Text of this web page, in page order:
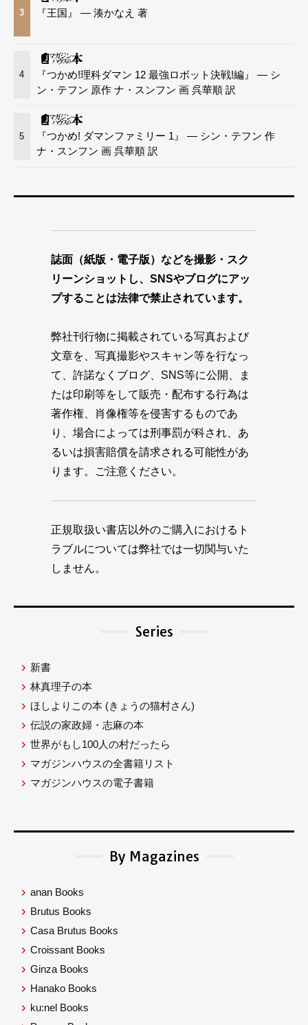
3 『王国』 — 湊かなえ 著
4
『つかめ!理科ダマン 12 最強ロボット決戦!編』 — シ
ン・テフン 原作 ナ・スンフン 画 呉華順 訳
5
『つかめ! ダマンファミリー 1』 — シン・テフン 作
ナ・スンフン 画 呉華順 訳
誌面（紙版・電子版）などを撮影・スク
リーンショットし、SNSやブログにアッ
プすることは法律で禁止されています。
弊社刊行物に掲載されている写真および
文章を、写真撮影やスキャン等を行なっ
て、許諾なくブログ、SNS等に公開、ま
たは印刷等をして販売・配布する行為は
著作権、肖像権等を侵害するものであ
り、場合によっては刑事罰が科され、あ
るいは損害賠償を請求される可能性があ
ります。ご注意ください。
正規取扱い書店以外のご購入におけるト
ラブルについては弊社では一切関与いた
しません。
Series
新書
林真理子の本
ほしよりこの本 (きょうの猫村さん)
伝説の家政婦・志麻の本
世界がもし100人の村だったら
マガジンハウスの全書籍リスト
マガジンハウスの電子書籍
By Magazines
anan Books
Brutus Books
Casa Brutus Books
Croissant Books
Ginza Books
Hanako Books
ku:nel Books